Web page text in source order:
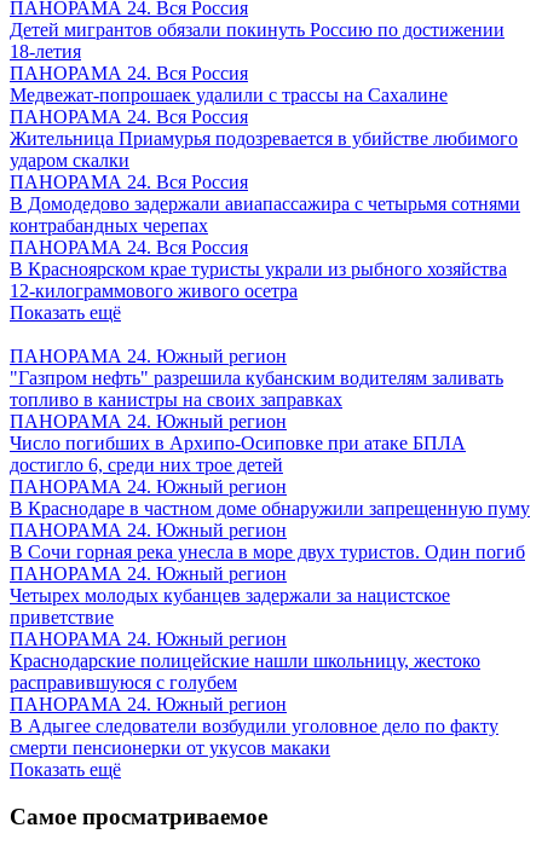
ПАНОРАМА 24. Вся Россия
Детей мигрантов обязали покинуть Россию по достижении
18-летия
ПАНОРАМА 24. Вся Россия
Медвежат-попрошаек удалили с трассы на Сахалине
ПАНОРАМА 24. Вся Россия
Жительница Приамурья подозревается в убийстве любимого
ударом скалки
ПАНОРАМА 24. Вся Россия
В Домодедово задержали авиапассажира с четырьмя сотнями
контрабандных черепах
ПАНОРАМА 24. Вся Россия
В Красноярском крае туристы украли из рыбного хозяйства
12-килограммового живого осетра
Показать ещё
ПАНОРАМА 24. Южный регион
"Газпром нефть" разрешила кубанским водителям заливать
топливо в канистры на своих заправках
ПАНОРАМА 24. Южный регион
Число погибших в Архипо-Осиповке при атаке БПЛА
достигло 6, среди них трое детей
ПАНОРАМА 24. Южный регион
В Краснодаре в частном доме обнаружили запрещенную пуму
ПАНОРАМА 24. Южный регион
В Сочи горная река унесла в море двух туристов. Один погиб
ПАНОРАМА 24. Южный регион
Четырех молодых кубанцев задержали за нацистское
приветствие
ПАНОРАМА 24. Южный регион
Краснодарские полицейские нашли школьницу, жестоко
расправившуюся с голубем
ПАНОРАМА 24. Южный регион
В Адыгее следователи возбудили уголовное дело по факту
смерти пенсионерки от укусов макаки
Показать ещё
Самое просматриваемое